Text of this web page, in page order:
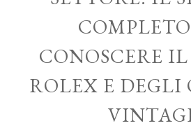
CONOSCERE
ROLEX E DEGLI